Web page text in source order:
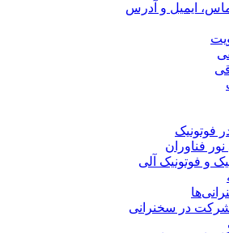
ایمیل و آدرس
فناوران
و فوتونیک آلی
در سخنرانی